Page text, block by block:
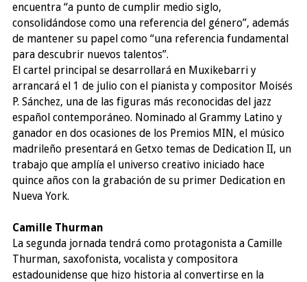
encuentra “a punto de cumplir medio siglo,
consolidándose como una referencia del género”, además
de mantener su papel como “una referencia fundamental
para descubrir nuevos talentos”.
El cartel principal se desarrollará en Muxikebarri y
arrancará el 1 de julio con el pianista y compositor Moisés
P. Sánchez, una de las figuras más reconocidas del jazz
español contemporáneo. Nominado al Grammy Latino y
ganador en dos ocasiones de los Premios MIN, el músico
madrileño presentará en Getxo temas de Dedication II, un
trabajo que amplía el universo creativo iniciado hace
quince años con la grabación de su primer Dedication en
Nueva York.
Camille Thurman
La segunda jornada tendrá como protagonista a Camille
Thurman, saxofonista, vocalista y compositora
estadounidense que hizo historia al convertirse en la